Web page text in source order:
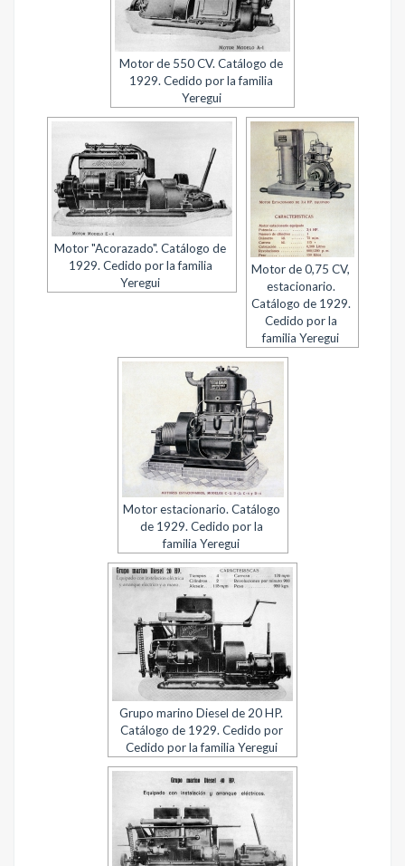
Motor de 550 CV. Catálogo de
1929. Cedido por la familia
Yeregui
Motor "Acorazado". Catálogo de
1929. Cedido por la familia
Yeregui
Motor de 0,75 CV,
estacionario.
Catálogo de 1929.
Cedido por la
familia Yeregui
Motor estacionario. Catálogo
de 1929. Cedido por la
familia Yeregui
Grupo marino Diesel de 20 HP.
Catálogo de 1929. Cedido por
Cedido por la familia Yeregui